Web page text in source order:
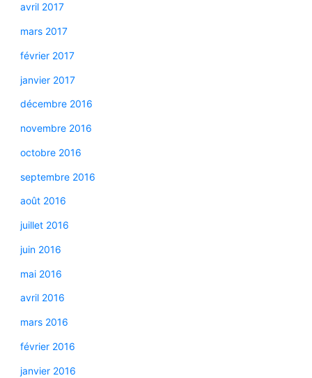
avril 2017
mars 2017
février 2017
janvier 2017
décembre 2016
novembre 2016
octobre 2016
septembre 2016
août 2016
juillet 2016
juin 2016
mai 2016
avril 2016
mars 2016
février 2016
janvier 2016